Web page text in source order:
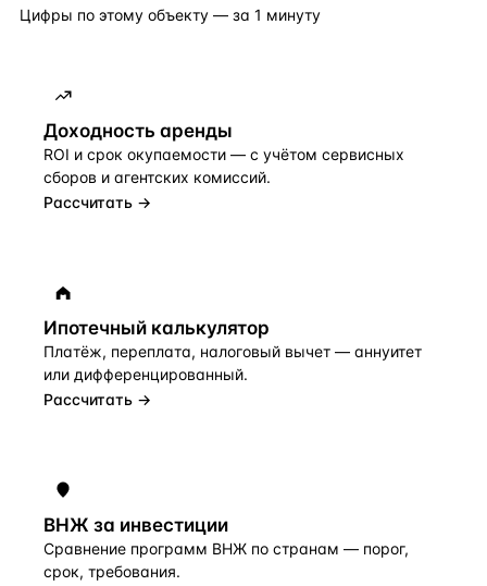
Цифры по этому объекту — за 1 минуту
Доходность аренды
ROI и срок окупаемости — с учётом сервисных
сборов и агентских комиссий.
Рассчитать →
Ипотечный калькулятор
Платёж, переплата, налоговый вычет — аннуитет
или дифференцированный.
Рассчитать →
ВНЖ за инвестиции
Сравнение программ ВНЖ по странам — порог,
срок, требования.